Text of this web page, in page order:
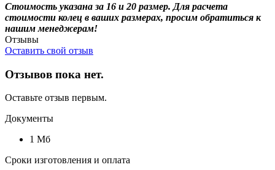
Стоимость указана за 16 и 20 размер. Для расчета
стоимости колец в ваших размерах, просим обратиться к
нашим менеджерам!
Отзывы
Оставить свой отзыв
Отзывов пока нет.
Оставьте отзыв первым.
Документы
1 Мб
Сроки изготовления и оплата